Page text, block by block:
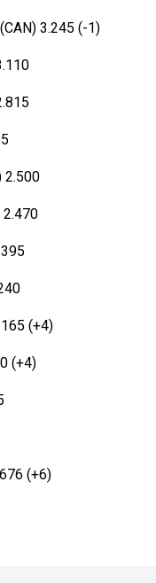
3.245 (-1)
2.500
2.470
(+4)
(+4)
(+6)